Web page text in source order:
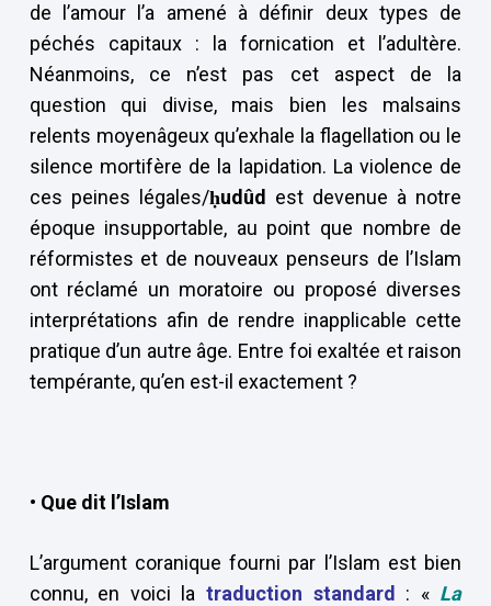
de l’amour l’a amené à définir deux types de
péchés capitaux : la fornication et l’adultère.
Néanmoins, ce n’est pas cet aspect de la
question qui divise, mais bien les malsains
relents moyenâgeux qu’exhale la flagellation ou le
silence mortifère de la lapidation. La violence de
ces peines légales/ḥudûd
est devenue à notre
époque insupportable, au point que nombre de
réformistes et de nouveaux penseurs de l’Islam
ont réclamé un moratoire ou proposé diverses
interprétations afin de rendre inapplicable cette
pratique d’un autre âge. Entre foi exaltée et raison
tempérante, qu’en est-il exactement ?
• Que dit l’Islam
L’argument coranique fourni par l’Islam est bien
connu, en voici la traduction standard : « La